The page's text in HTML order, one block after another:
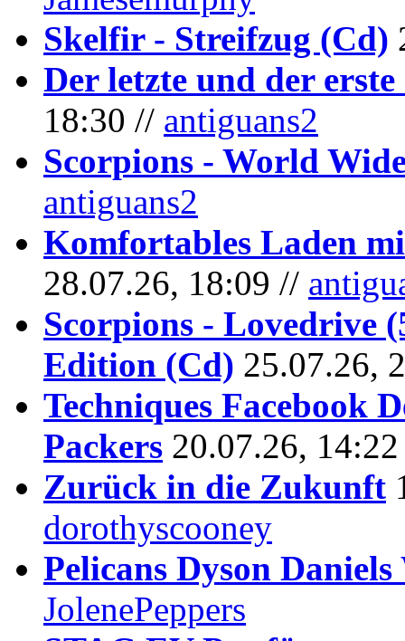
Skelfir - Streifzug (Cd)
Der letzte und der erste
18:30 // antiguans2
Scorpions - World
antiguans2
Komfortables Laden
28.07.26, 18:09 //
Scorpions - Lovedrive
Edition (Cd) 25.07.26,
Techniques Facebook
Packers 20.07.26,
Zurück in die Zukunft
dorothyscooney
Pelicans Dyson
JolenePeppers